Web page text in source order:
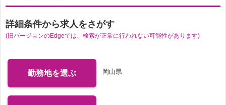
詳細条件から求人をさがす
(旧バージョンのEdgeでは、検索が正常に行われない可能性があります)
勤務地を選ぶ 岡山県